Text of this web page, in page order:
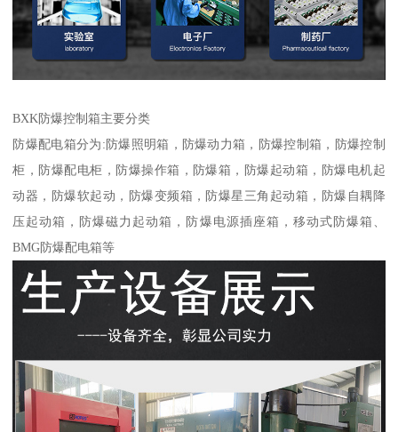
BXK防爆控制箱主要分类
防爆配电箱分为:防爆照明箱，防爆动力箱，防爆控制箱，防爆控制
柜，防爆配电柜，防爆操作箱，防爆箱，防爆起动箱，防爆电机起
动器，防爆软起动，防爆变频箱，防爆星三角起动箱，防爆自耦降
压起动箱，防爆磁力起动箱，防爆电源插座箱，移动式防爆箱、
BMG防爆配电箱等